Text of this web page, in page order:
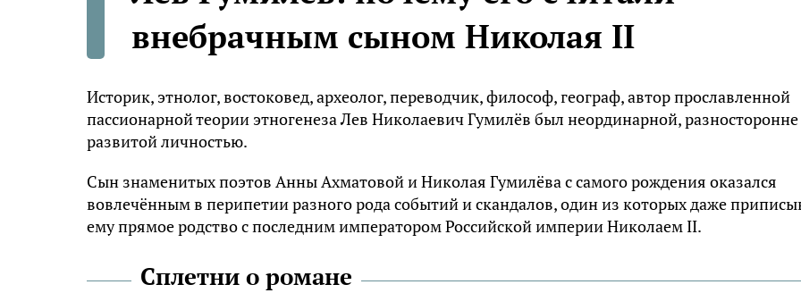
внебрачным сыном Николая II
Историк, этнолог, востоковед, археолог, переводчик, философ, географ, автор прославленной
пассионарной теории этногенеза Лев Николаевич Гумилёв был неординарной, разносторонне
развитой личностью.
Сын знаменитых поэтов Анны Ахматовой и Николая Гумилёва с самого рождения оказался
вовлечённым в перипетии разного рода событий и скандалов, один из которых даже
ему прямое родство с последним императором Российской империи Николаем II.
Сплетни о романе